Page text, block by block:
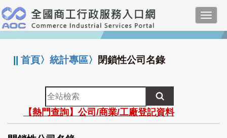
跳
到
主
要
:::
||首頁〉統計專區〉 閉鎖性公司名錄
全
站
檢
索
【熱門查詢】公司/商業/工廠登記資料